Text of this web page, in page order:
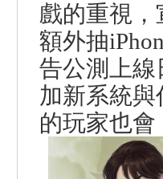
戲的重視
額外抽
告公測上線
加新系統
的玩家也